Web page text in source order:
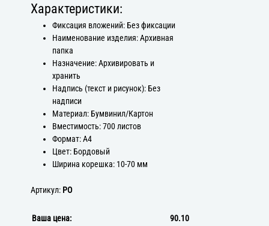
Характеристики:
Фиксация вложений: Без фиксации
Наименование изделия: Архивная
папка
Назначение: Архивировать и
хранить
Надпись (текст и рисунок): Без
надписи
Материал: Бумвинил/Картон
Вместимость: 700 листов
Формат: А4
Цвет: Бордовый
Ширина корешка: 10-70 мм
Артикул: РО
Ваша цена:
90.10